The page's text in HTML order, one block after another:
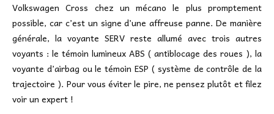
Volkswagen Cross chez un mécano le plus promptement
possible, car c’est un signe d’une affreuse panne. De manière
générale, la voyante SERV reste allumé avec trois autres
voyants : le témoin lumineux ABS ( antiblocage des roues ), la
voyante d’airbag ou le témoin ESP ( système de contrôle de la
trajectoire ). Pour vous éviter le pire, ne pensez plutôt et filez
voir un expert !